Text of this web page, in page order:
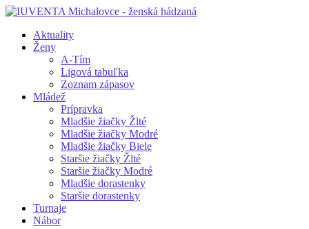
Aktuality
Ženy
A-Tím
Ligová tabuľka
Zoznam zápasov
Mládež
Prípravka
Mladšie žiačky Žlté
Mladšie žiačky Modré
Mladšie žiačky Biele
Staršie žiačky Žlté
Staršie žiačky Modré
Mladšie dorastenky
Staršie dorastenky
Turnaje
Nábor